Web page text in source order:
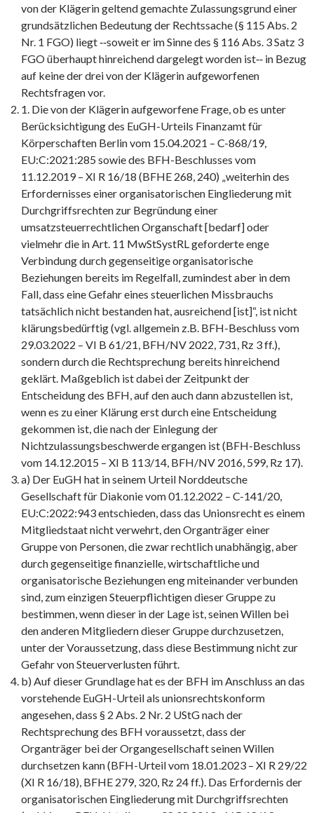
von der Klägerin geltend gemachte Zulassungsgrund einer
grundsätzlichen Bedeutung der Rechtssache (§ 115 Abs. 2
Nr. 1 FGO) liegt ‑‑soweit er im Sinne des § 116 Abs. 3 Satz 3
FGO überhaupt hinreichend dargelegt worden ist‑‑ in Bezug
auf keine der drei von der Klägerin aufgeworfenen
Rechtsfragen vor.
1. Die von der Klägerin aufgeworfene Frage, ob es unter
Berücksichtigung des EuGH-Urteils Finanzamt für
Körperschaften Berlin vom 15.04.2021 – C-868/19,
EU:C:2021:285 sowie des BFH-Beschlusses vom
11.12.2019 – XI R 16/18 (BFHE 268, 240) „weiterhin des
Erfordernisses einer organisatorischen Eingliederung mit
Durchgriffsrechten zur Begründung einer
umsatzsteuerrechtlichen Organschaft [bedarf] oder
vielmehr die in Art. 11 MwStSystRL geforderte enge
Verbindung durch gegenseitige organisatorische
Beziehungen bereits im Regelfall, zumindest aber in dem
Fall, dass eine Gefahr eines steuerlichen Missbrauchs
tatsächlich nicht bestanden hat, ausreichend [ist]“, ist nicht
klärungsbedürftig (vgl. allgemein z.B. BFH-Beschluss vom
29.03.2022 – VI B 61/21, BFH/NV 2022, 731, Rz 3 ff.),
sondern durch die Rechtsprechung bereits hinreichend
geklärt. Maßgeblich ist dabei der Zeitpunkt der
Entscheidung des BFH, auf den auch dann abzustellen ist,
wenn es zu einer Klärung erst durch eine Entscheidung
gekommen ist, die nach der Einlegung der
Nichtzulassungsbeschwerde ergangen ist (BFH-Beschluss
vom 14.12.2015 – XI B 113/14, BFH/NV 2016, 599, Rz 17).
a) Der EuGH hat in seinem Urteil Norddeutsche
Gesellschaft für Diakonie vom 01.12.2022 – C-141/20,
EU:C:2022:943 entschieden, dass das Unionsrecht es einem
Mitgliedstaat nicht verwehrt, den Organträger einer
Gruppe von Personen, die zwar rechtlich unabhängig, aber
durch gegenseitige finanzielle, wirtschaftliche und
organisatorische Beziehungen eng miteinander verbunden
sind, zum einzigen Steuerpflichtigen dieser Gruppe zu
bestimmen, wenn dieser in der Lage ist, seinen Willen bei
den anderen Mitgliedern dieser Gruppe durchzusetzen,
unter der Voraussetzung, dass diese Bestimmung nicht zur
Gefahr von Steuerverlusten führt.
b) Auf dieser Grundlage hat es der BFH im Anschluss an das
vorstehende EuGH-Urteil als unionsrechtskonform
angesehen, dass § 2 Abs. 2 Nr. 2 UStG nach der
Rechtsprechung des BFH voraussetzt, dass der
Organträger bei der Organgesellschaft seinen Willen
durchsetzen kann (BFH-Urteil vom 18.01.2023 – XI R 29/22
(XI R 16/18), BFHE 279, 320, Rz 24 ff.). Das Erfordernis der
organisatorischen Eingliederung mit Durchgriffsrechten